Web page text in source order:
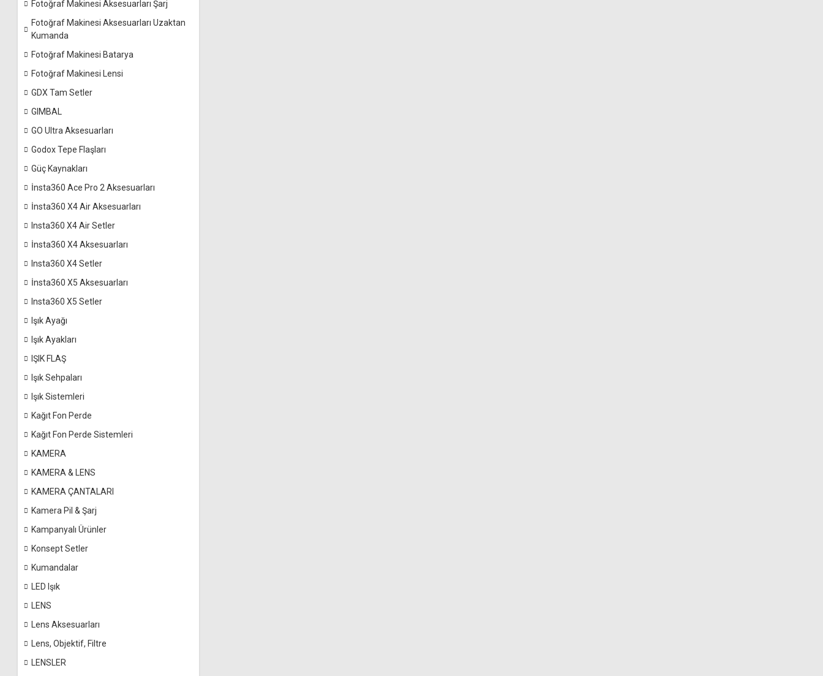
Fotoğraf Makinesi Aksesuarları Şarj
Fotoğraf Makinesi Aksesuarları Uzaktan
Kumanda
Fotoğraf Makinesi Batarya
Fotoğraf Makinesi Lensi
GDX Tam Setler
GIMBAL
GO Ultra Aksesuarları
Godox Tepe Flaşları
Güç Kaynakları
İnsta360 Ace Pro 2 Aksesuarları
İnsta360 X4 Air Aksesuarları
Insta360 X4 Air Setler
İnsta360 X4 Aksesuarları
Insta360 X4 Setler
İnsta360 X5 Aksesuarları
Insta360 X5 Setler
Işık Ayağı
Işık Ayakları
IŞIK FLAŞ
Işık Sehpaları
Işık Sistemleri
Kağıt Fon Perde
Kağıt Fon Perde Sistemleri
KAMERA
KAMERA & LENS
KAMERA ÇANTALARI
Kamera Pil & Şarj
Kampanyalı Ürünler
Konsept Setler
Kumandalar
LED Işık
LENS
Lens Aksesuarları
Lens, Objektif, Filtre
LENSLER